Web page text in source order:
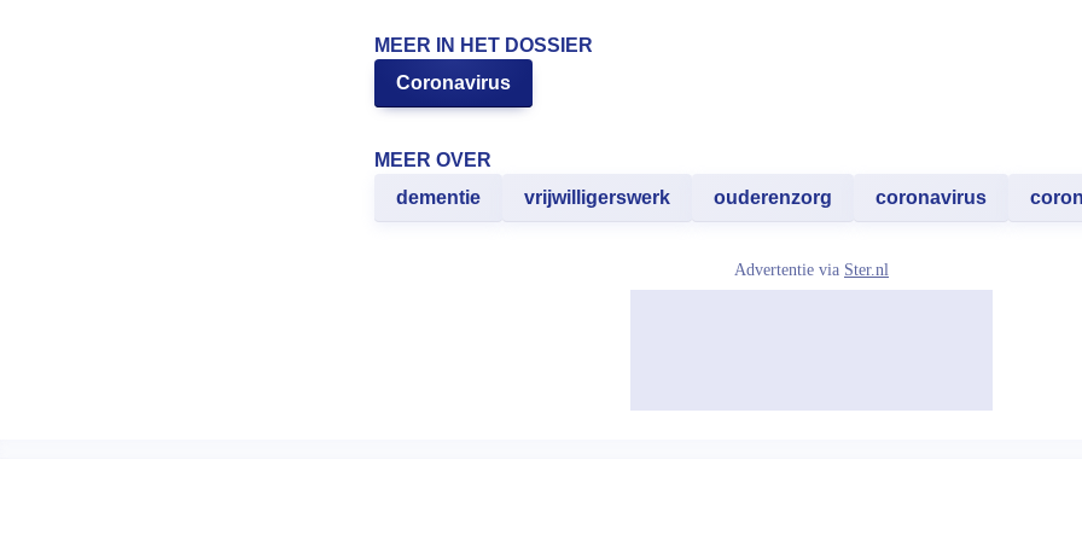
MEER IN HET DOSSIER
Coronavirus
MEER OVER
dementie
vrijwilligerswerk ouderenzorg coronavirus
Advertentie via Ster.nl